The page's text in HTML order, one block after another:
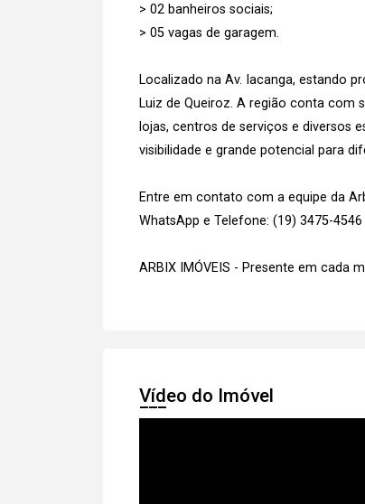
> 02 banheiros sociais;
> 05 vagas de garagem.
Localizado na Av. Iacanga, estando
Luiz de Queiroz. A região conta com
lojas, centros de serviços e diversos
visibilidade e grande potencial para
Entre em contato com a equipe da
WhatsApp e Telefone: (19) 3475-4546
ARBIX IMÓVEIS - Presente em cada
Vídeo do Imóvel